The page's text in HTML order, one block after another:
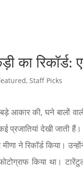
का
,Staff Picks
आकार की, घने बालों
प्रजातियां देखी जाती
ने रिकॉर्ड किया।
किया था।